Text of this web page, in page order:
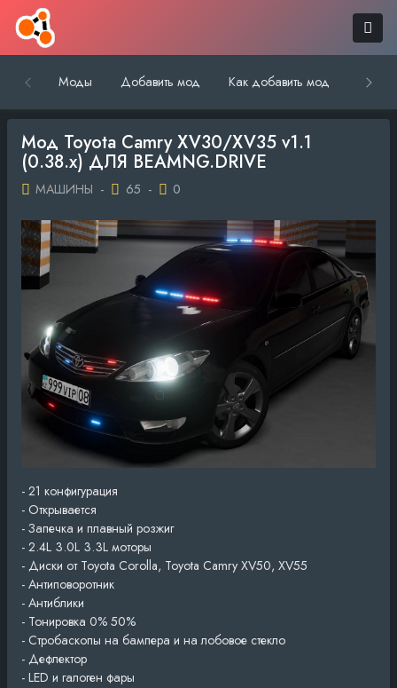
Моды Добавить мод Как добавить мод
Мод Toyota Camry XV30/XV35 v1.1
(0.38.x) ДЛЯ BEAMNG.DRIVE
МАШИНЫ - 65 - 0
- 21 конфигурация
- Открывается
- Запечка и плавный розжиг
- 2.4L 3.0L 3.3L моторы
- Диски от Toyota Corolla, Toyota Camry XV50, XV55
- Антиповоротник
- Антиблики
- Тонировка 0% 50%
- Стробаскопы на бампера и на лобовое стекло
- Дефлектор
- LED и галоген фары